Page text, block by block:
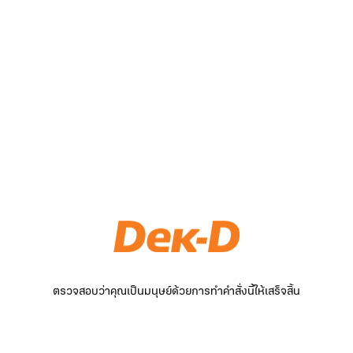
ตรวจสอบว่าคุณเป็นมนุษย์ด้วยการทำคำสั่งนี้ให้เสร็จสิ้น